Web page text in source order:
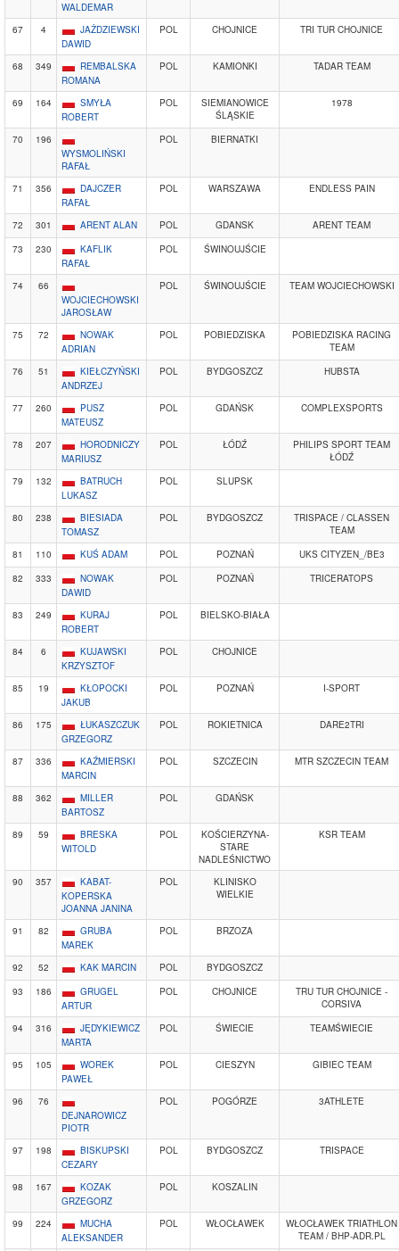
WALDEMAR
67
4
JAŻDZIEWSKI
DAWID
POL CHOJNICE TRI TUR CHOJNICE
68 349
REMBALSKA
ROMANA
POL KAMIONKI TADAR TEAM
69 164
SMYŁA
ROBERT
POL
SIEMIANOWICE
ŚLĄSKIE
1978
70
196
WYSMOLIŃSKI
RAFAŁ
POL BIERNATKI
71 356
DAJCZER
RAFAŁ
POL WARSZAWA ENDLESS PAIN
72 301 ARENT ALAN POL GDANSK
ARENT TEAM
73
230
KAFLIK
RAFAŁ
POL ŚWINOUJŚCIE
74
66
WOJCIECHOWSKI
JAROSŁAW
POL ŚWINOUJŚCIE TEAM WOJCIECHOWSKI
75 72
NOWAK
ADRIAN
POL POBIEDZISKA
POBIEDZISKA RACING
TEAM
76
51
KIEŁCZYŃSKI
ANDRZEJ
POL BYDGOSZCZ HUBSTA
77 260
PUSZ
MATEUSZ
POL GDAŃSK COMPLEXSPORTS
78 207
HORODNICZY
MARIUSZ
POL ŁÓDŹ
PHILIPS SPORT TEAM
ŁÓDŹ
79
132
BATRUCH
LUKASZ
POL SLUPSK
80 238
BIESIADA
TOMASZ
POL BYDGOSZCZ
TRISPACE / CLASSEN
TEAM
81
110 KUŚ ADAM POL POZNAŃ
UKS CITYZEN_/BE3
82
333
NOWAK
DAWID
POL POZNAŃ TRICERATOPS
83 249
KURAJ
ROBERT
POL BIELSKO-BIAŁA
84 6
KUJAWSKI
KRZYSZTOF
POL CHOJNICE
85 19
KŁOPOCKI
JAKUB
POL POZNAŃ I-SPORT
86 175
ŁUKASZCZUK
GRZEGORZ
POL ROKIETNICA DARE2TRI
87 336
KAŹMIERSKI
MARCIN
POL SZCZECIN MTR SZCZECIN TEAM
88 362
MILLER
BARTOSZ
POL GDAŃSK
89 59
BRESKA
WITOLD
POL
KOŚCIERZYNA-
STARE
NADLEŚNICTWO
KSR TEAM
90 357
KABAT-
KOPERSKA
JOANNA JANINA
POL
KLINISKO
WIELKIE
91 82
GRUBA
MAREK
POL BRZOZA
92 52 KAK MARCIN POL
BYDGOSZCZ
93
186
GRUGEL
ARTUR
POL CHOJNICE
TRU TUR CHOJNICE -
CORSIVA
94
316
JĘDYKIEWICZ
MARTA
POL ŚWIECIE TEAMŚWIECIE
95 105
WOREK
PAWEŁ
POL CIESZYN GIBIEC TEAM
96
76
DEJNAROWICZ
PIOTR
POL POGÓRZE 3ATHLETE
97 198
BISKUPSKI
CEZARY
POL BYDGOSZCZ TRISPACE
98 167
KOZAK
GRZEGORZ
POL KOSZALIN
99 224
MUCHA
ALEKSANDER
POL WŁOCŁAWEK
WŁOCŁAWEK TRIATHLON
TEAM / BHP-ADR.PL